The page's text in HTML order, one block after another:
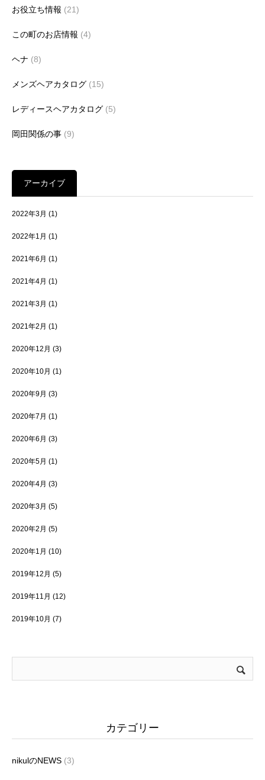
お役立ち情報 (21)
この町のお店情報 (4)
ヘナ (8)
メンズヘアカタログ (15)
レディースヘアカタログ (5)
岡田関係の事 (9)
アーカイブ
2022年3月 (1)
2022年1月 (1)
2021年6月 (1)
2021年4月 (1)
2021年3月 (1)
2021年2月 (1)
2020年12月 (3)
2020年10月 (1)
2020年9月 (3)
2020年7月 (1)
2020年6月 (3)
2020年5月 (1)
2020年4月 (3)
2020年3月 (5)
2020年2月 (5)
2020年1月 (10)
2019年12月 (5)
2019年11月 (12)
2019年10月 (7)
カテゴリー
nikulのNEWS (3)